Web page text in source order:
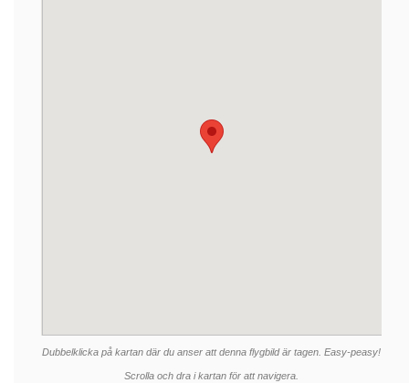
Dubbelklicka på kartan där du anser att denna flygbild är tagen. Easy-peasy!
Scrolla och dra i kartan för att navigera.